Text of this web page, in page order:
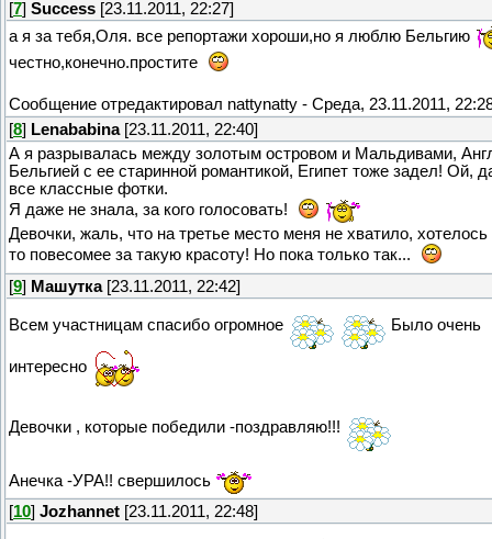
[7] Success [23.11.2011, 22:27]
а я за тебя,Оля. все репортажи хороши,но я люблю Бельгию
честно,конечно.простите
Сообщение отредактировал nattynatty - Среда, 23.11.2011,
[8] Lenababina[23.11.2011, 22:40]
А я разрывалась между золотым островом и Мальдивами,
Бельгией с ее старинной романтикой, Египет тоже задел! Ой,
все классные фотки.
Я даже не знала, за кого голосовать!
Девочки, жаль, что на третье место меня не хватило,
то повесомее за такую красоту! Но пока только так...
[9] Машутка[23.11.2011, 22:42]
Всем участницам спасибо огромное Было очень
интересно
Девочки , которые победили -поздравляю!!!
Анечка -УРА!! свершилось
[10] Jozhannet [23.11.2011, 22:48]